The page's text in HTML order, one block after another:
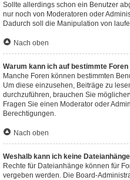
Sollte allerdings schon ein Benutzer
nur noch von Moderatoren oder
Dadurch soll die Manipulation von
Nach oben
Warum kann ich auf bestimmte
Manche Foren können bestimmten
Um diese einzusehen, Beiträge zu
durchzuführen, brauchen Sie
Fragen Sie einen Moderator oder
Berechtigungen.
Nach oben
Weshalb kann ich keine
Rechte für Dateianhänge können für
vergeben werden. Die Board-